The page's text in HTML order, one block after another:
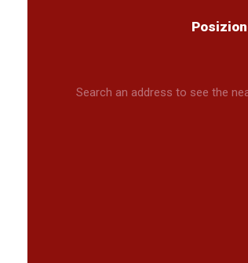
Search an address to see the